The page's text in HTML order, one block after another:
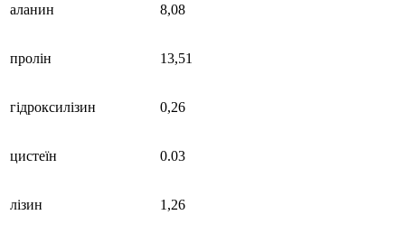
аланин 8,08
пролін 13,51
гідроксилізин 0,26
цистеїн 0.03
лізин 1,26